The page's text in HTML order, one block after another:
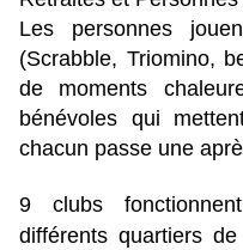
Les personnes
(Scrabble, Triomino,
de moments
bénévoles qui
chacun passe une
9 clubs
différents quartiers